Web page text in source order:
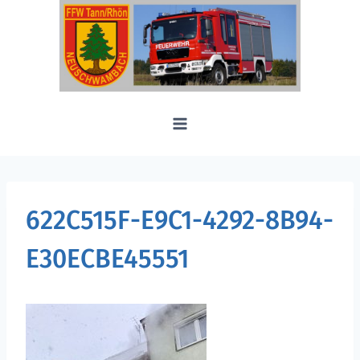
622C515F-E9C1-4292-8B94-
E30ECBE45551